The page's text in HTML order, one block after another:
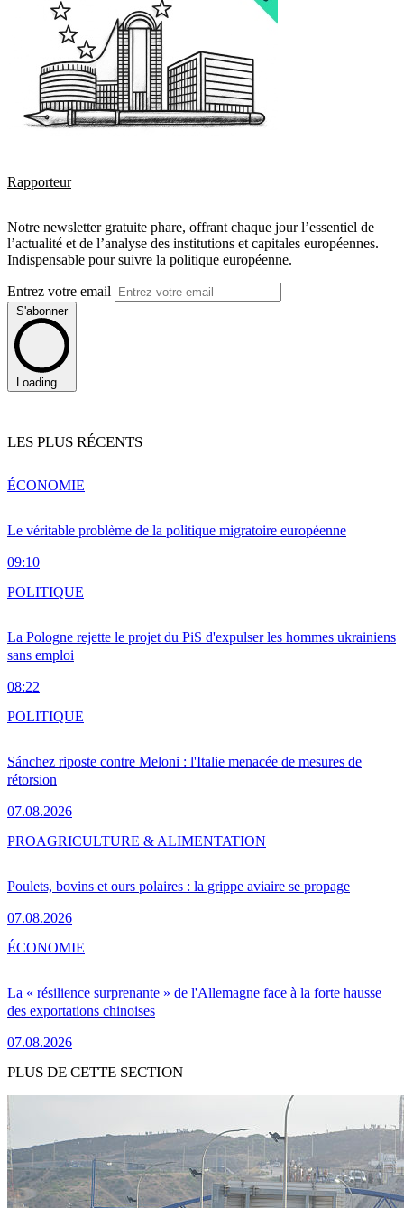
Rapporteur
Notre newsletter gratuite phare, offrant chaque jour l’essentiel de
l’actualité et de l’analyse des institutions et capitales européennes.
Indispensable pour suivre la politique européenne.
Entrez votre email
S'abonner
Loading...
LES PLUS RÉCENTS
Le véritable problème de la politique migratoire européenne
09:10
ÉCONOMIE
La Pologne rejette le projet du PiS d'expulser les hommes ukrainiens
sans emploi
08:22
POLITIQUE
Sánchez riposte contre Meloni : l'Italie menacée de mesures de
rétorsion
07.08.2026
POLITIQUE
Poulets, bovins et ours polaires : la grippe aviaire se propage
07.08.2026
PROAGRICULTURE & ALIMENTATION
La « résilience surprenante » de l'Allemagne face à la forte hausse
des exportations chinoises
07.08.2026
ÉCONOMIE
PLUS DE CETTE SECTION